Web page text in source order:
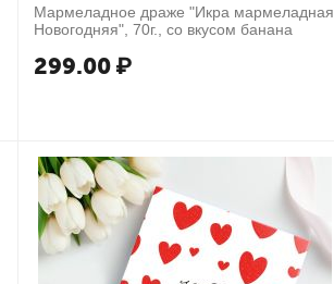
Мармеладное драже "Икра мармеладная
Новогодняя", 70г., со вкусом банана
299.00 ₽